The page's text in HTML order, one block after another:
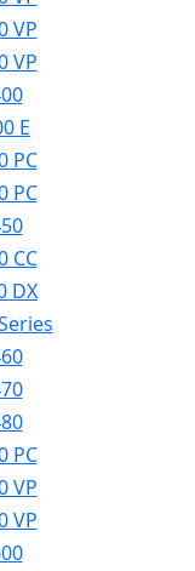
VP
VP
E
PC
PC
CC
DX
PC
VP
VP